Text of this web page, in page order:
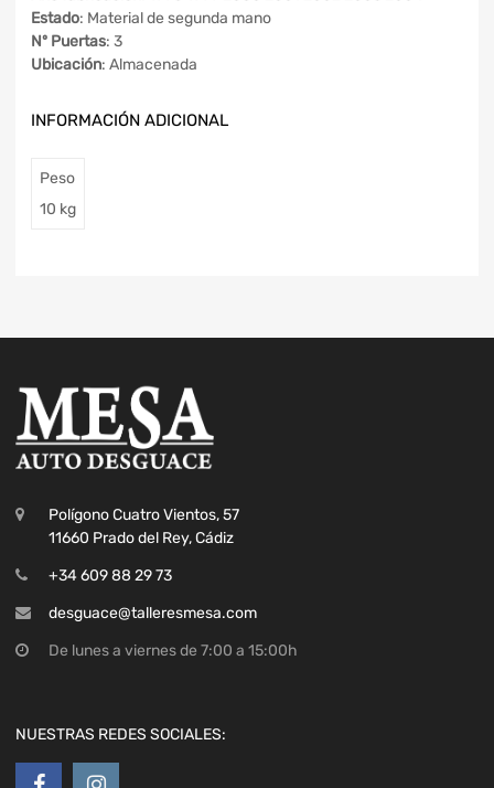
Estado: Material de segunda mano
Nº Puertas: 3
Ubicación: Almacenada
INFORMACIÓN ADICIONAL
Peso
10 kg
Polígono Cuatro Vientos, 57
11660 Prado del Rey, Cádiz
+34 609 88 29 73
desguace@talleresmesa.com
De lunes a viernes de 7:00 a 15:00h
NUESTRAS REDES SOCIALES: